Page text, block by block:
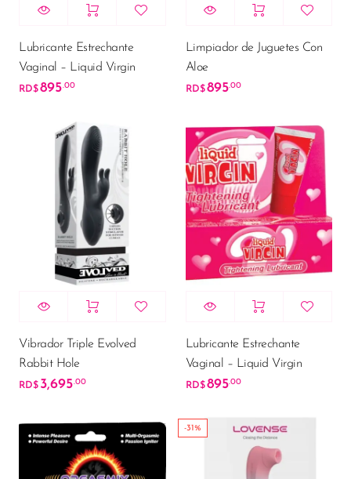
Lubricante Estrechante
Vaginal – Liquid Virgin
RD$895.00
Limpiador de Juguetes Con
Aloe
RD$ 895.00
Vibrador Triple Evolved
Rabbit Hole
RD$ 3,695.00
Lubricante Estrechante
Vaginal – Liquid Virgin
RD$ 895.00
-31%